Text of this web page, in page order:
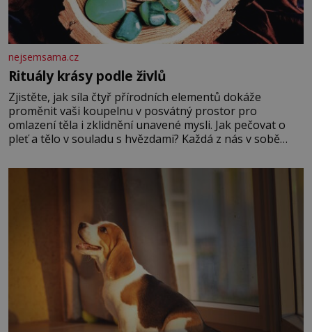
nejsemsama.cz
Rituály krásy podle živlů
Zjistěte, jak síla čtyř přírodních elementů dokáže
proměnit vaši koupelnu v posvátný prostor pro
omlazení těla i zklidnění unavené mysli. Jak pečovat o
pleť a tělo v souladu s hvězdami? Každá z nás v sobě
povaze, ale i v potřebách naší pokožky. Ohnivá znamení
Ženy narozené ve znamení Berana, Lva a Střelce v sobě
nesou žár, odvahu a neutuchající elán. Vaše